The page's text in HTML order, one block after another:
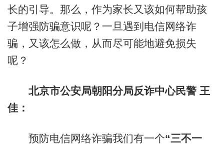
长的引导。那么，作为家长又该如何帮助孩
子增强防骗意识呢？一旦遇到电信网络诈
骗，又该怎么做，从而尽可能地避免损失
呢？
北京市公安局朝阳分局反诈中心民警 王
佳：
预防电信网络诈骗我们有一个“三不一